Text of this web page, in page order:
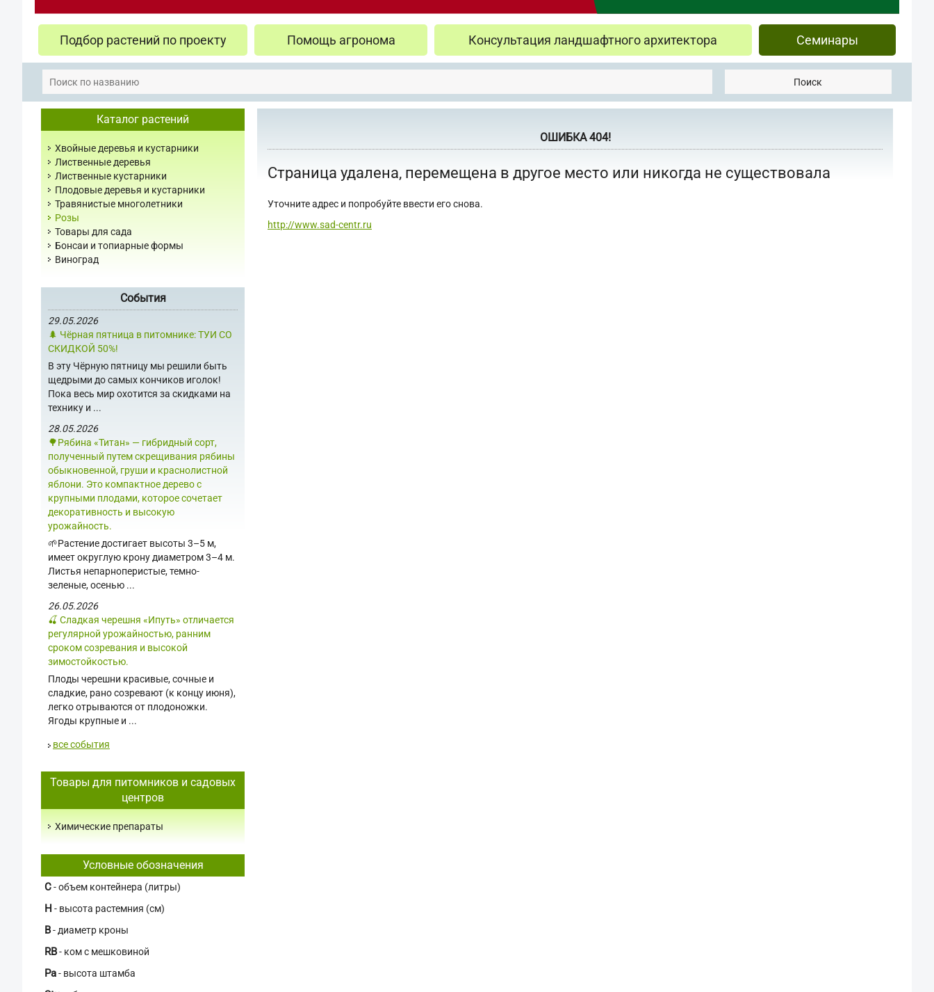
Подбор растений по проекту Помощь агронома Консультация ландшафтного архитектора Семинары
Поиск
Каталог растений
Хвойные деревья и кустарники
Лиственные деревья
Лиственные кустарники
Плодовые деревья и кустарники
Травянистые многолетники
Розы
Товары для сада
Бонсаи и топиарные формы
Виноград
События
29.05.2026
🌲 Чёрная пятница в питомнике: ТУИ СО
СКИДКОЙ 50%!
В эту Чёрную пятницу мы решили быть
щедрыми до самых кончиков иголок!
Пока весь мир охотится за скидками на
технику и ...
28.05.2026
🌳Рябина «Титан» — гибридный сорт,
полученный путем скрещивания рябины
обыкновенной, груши и краснолистной
яблони. Это компактное дерево с
крупными плодами, которое сочетает
декоративность и высокую
урожайность.
🌱Растение достигает высоты 3–5 м,
имеет округлую крону диаметром 3–4 м.
Листья непарноперистые, темно-
зеленые, осенью ...
26.05.2026
🍒 Сладкая черешня «Ипуть» отличается
регулярной урожайностью, ранним
сроком созревания и высокой
зимостойкостью.
Плоды черешни красивые, сочные и
сладкие, рано созревают (к концу июня),
легко отрываются от плодоножки.
Ягоды крупные и ...
все события
Товары для питомников и садовых
центров
Химические препараты
Условные обозначения
C- объем контейнера (литры)
H - высота растемния (см)
В- диаметр кроны
RB- ком с мешковиной
Pa- высота штамба
ОШИБКА 404!
Страница удалена, перемещена в другое место или никогда не существовала
Уточните адрес и попробуйте ввести его снова.
http://www.sad-centr.ru